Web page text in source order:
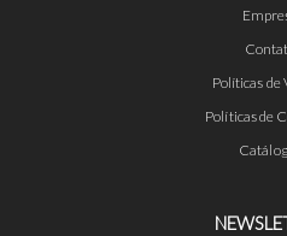
Políticas de
Políticas de